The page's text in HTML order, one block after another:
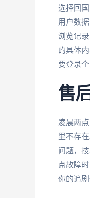
选择回
用户数
浏览记
的具体
要登录
售
凌晨两
里不存
问题，
点故障
你的追